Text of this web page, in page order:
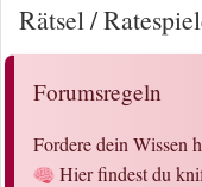
Rätsel /
Forumsregeln
Fordere dein Wissen
Hier findest du